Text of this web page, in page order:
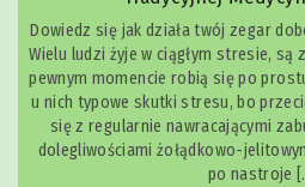
Dowiedz się jak działa twój zegar
Wielu ludzi żyje w ciągłym stresie, są
pewnym momencie robią się po
u nich typowe skutki stresu, bo
się z regularnie nawracającymi
dolegliwościami żołądkowo-
po nastroje